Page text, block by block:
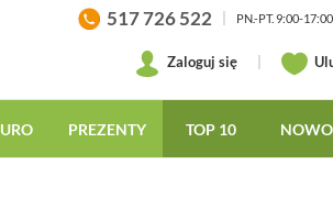
517 726 522 PN.-PT. 9:00-17:00
Zaloguj się
PREZENTY TOP 10